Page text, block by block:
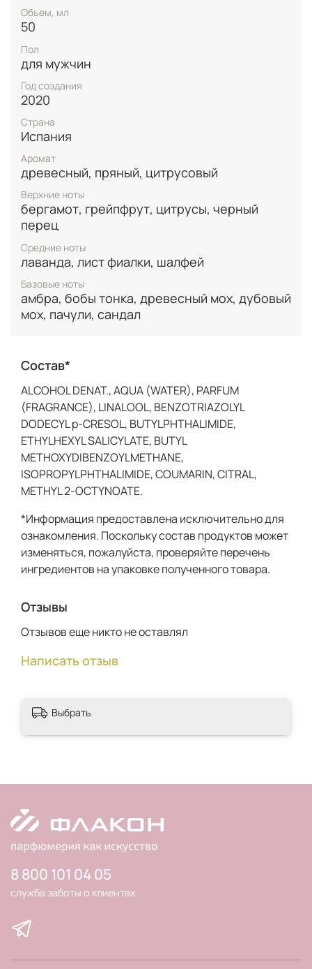
свежего шалфея, формируя элегантную и
мужественную середину композиции.
Завершается The Icon роскошной базой из
древесного мха, восточной амбры, сандалового
дерева, пачули, дубового моха и бобов тонка с
дополнительными амбровыми нотами, создавая
насыщенный и притягательный пряно-древесный
шлейф.
Объем, мл
50
Пол
для мужчин
Год создания
2020
Страна
Испания
Аромат
древесный, пряный, цитрусовый
Верхние ноты
бергамот, грейпфрут, цитрусы, черный
перец
Средние ноты
лаванда, лист фиалки, шалфей
Базовые ноты
амбра, бобы тонка, древесный мох, дубовый
мох, пачули, сандал
Состав*
ALCOHOL DENAT., AQUA (WATER), PARFUM
(FRAGRANCE), LINALOOL, BENZOTRIAZOLYL
DODECYL p-CRESOL, BUTYLPHTHALIMIDE,
ETHYLHEXYL SALICYLATE, BUTYL
METHOXYDIBENZOYLMETHANE,
ISOPROPYLPHTHALIMIDE, COUMARIN, CITRAL,
METHYL 2-OCTYNOATE.
*Информация предоставлена исключительно для
ознакомления. Поскольку состав продуктов может
изменяться, пожалуйста, проверяйте перечень
ингредиентов на упаковке полученного товара.
Отзывы
Отзывов еще никто не оставлял
Написать отзыв
Выбрать
8 800 101 04 05
служба заботы о клиентах